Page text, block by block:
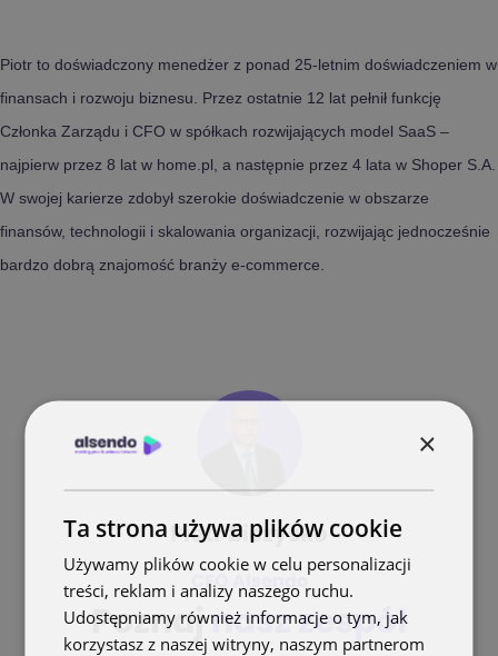
Piotr to doświadczony menedżer z ponad 25-letnim doświadczeniem w
finansach i rozwoju biznesu. Przez ostatnie 12 lat pełnił funkcję
Członka Zarządu i CFO w spółkach rozwijających model SaaS –
najpierw przez 8 lat w home.pl, a następnie przez 4 lata w Shoper S.A.
W swojej karierze zdobył szerokie doświadczenie w obszarze
finansów, technologii i skalowania organizacji, rozwijając jednocześnie
bardzo dobrą znajomość branży e-commerce.
Piotr Biczysko
CFO Alsendo
Poznajnasz zespół
×
Ta strona używa plików cookie
Używamy plików cookie w celu personalizacji
treści, reklam i analizy naszego ruchu.
Udostępniamy również informacje o tym, jak
korzystasz z naszej witryny, naszym partnerom